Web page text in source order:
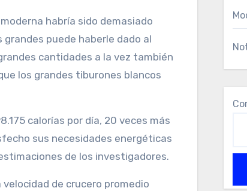
habría sido demasiado
puede haberle dado al
cantidades a la vez también
los grandes tiburones blancos
calorías por día, 20 veces más
sus necesidades energéticas
de los investigadores.
de crucero promedio